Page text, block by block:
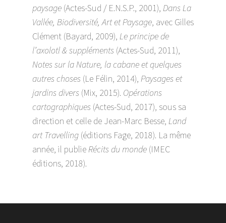
paysage (Actes-Sud / E.N.S.P., 2001), Dans La
Vallée, Biodiversité, Art et Paysage, avec Gilles
Clément (Bayard, 2009), Le principe de
l’axolotl & suppléments (Actes-Sud, 2011),
Notes sur la Nature, la cabane et quelques
autres choses (Le Félin, 2014), Paysages et
jardins divers (Mix, 2015). Opérations
cartographiques (Actes-Sud, 2017), sous sa
direction et celle de Jean-Marc Besse, Land
art Travelling (éditions Fage, 2018). La même
année, il publieRécits du monde (IMEC
éditions, 2018).